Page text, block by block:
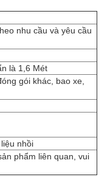
nhu cầu và yêu cầu
là 1,6 Mét
gói khác, bao xe,
nhồi
phẩm liên quan, vui